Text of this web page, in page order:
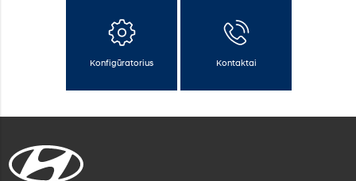
Konfigūratorius Kontaktai